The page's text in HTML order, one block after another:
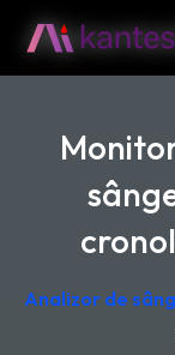
Analizor de